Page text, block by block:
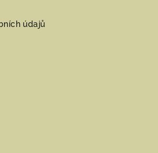
údajů